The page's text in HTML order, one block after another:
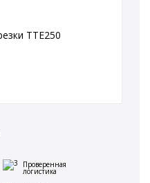
Проверенная
логистика